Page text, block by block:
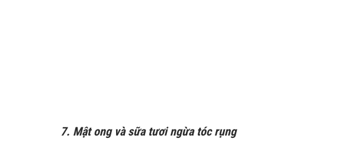
7. Mật ong và sữa tươi ngừa tóc rụng